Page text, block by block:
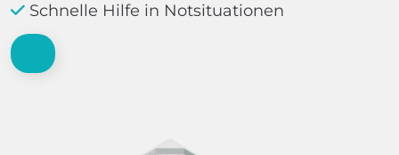
Schnelle Hilfe in Notsituationen